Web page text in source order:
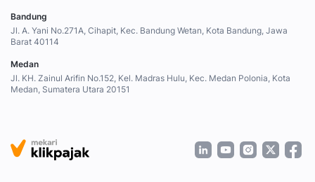
Bandung
Jl. A. Yani No.271A, Cihapit, Kec. Bandung Wetan, Kota Bandung, Jawa
Barat 40114
Medan
Jl. KH. Zainul Arifin No.152, Kel. Madras Hulu, Kec. Medan Polonia, Kota
Medan, Sumatera Utara 20151